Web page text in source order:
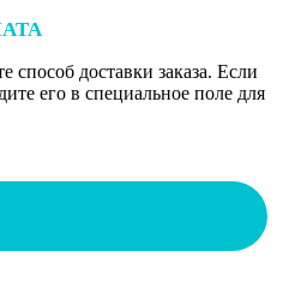
способ доставки заказа. Если
его в специальное поле для